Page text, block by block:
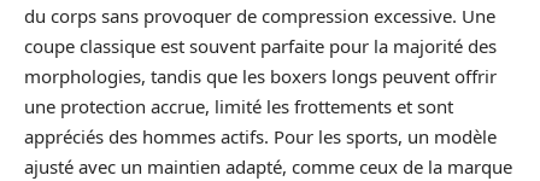
du corps sans provoquer de compression excessive. Une
coupe classique est souvent parfaite pour la majorité des
morphologies, tandis que les boxers longs peuvent offrir
une protection accrue, limité les frottements et sont
appréciés des hommes actifs. Pour les sports, un modèle
ajusté avec un maintien adapté, comme ceux de la marque